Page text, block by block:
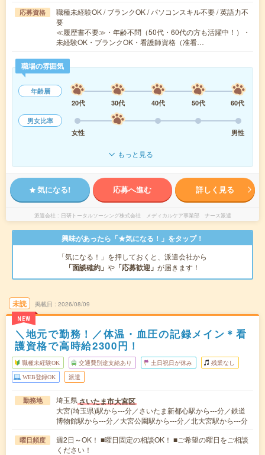
応募資格
職種未経験OK / ブランクOK / パソコンスキル不要 / 英語力不
要
≪履歴書不要≫・年齢不問（50代・60代の方も活躍中！）・
未経験OK・ブランクOK・看護師資格（准看…
職場の雰囲気
年齢層
20代
30代 40代 50代
60代
男女比率
女性
男性
もっと見る
気になる! 応募へ進む 詳しく見る
派遣会社 日研トータルソーシング株式会社 メディカルケア事業部 ナース派遣
興味があったら「★気になる！」をタップ！
「気になる！」を押しておくと、派遣会社から
「面談確約」 や 「応募歓迎」 が届きます！
未読
NEW
掲載日 2026/08/09
＼地元で勤務！／体温・血圧の記録メイン＊看
護資格で高時給2300円！
職種未経験OK 交通費別途支給あり 土日祝日が休み 残業なし
WEB登録OK 派遣
勤務地 埼玉県さいたま市大宮区
大宮(埼玉県)駅から---分／さいたま新都心駅から---分／鉄道
博物館駅から---分／大宮公園駅から---分／北大宮駅から---分
曜日頻度
週2日～OK！ ■曜日固定の相談OK！ ■ご希望の曜日をご相談
ください！